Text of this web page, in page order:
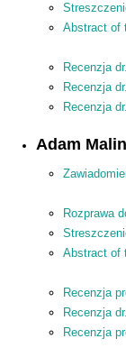
Abstract of
Recenzja
Recenzja
Recenzja
Adam
Rozprawa
Abstract of
Recenzja
Recenzja
Recenzja